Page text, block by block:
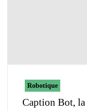
Robotique
Caption Bot,